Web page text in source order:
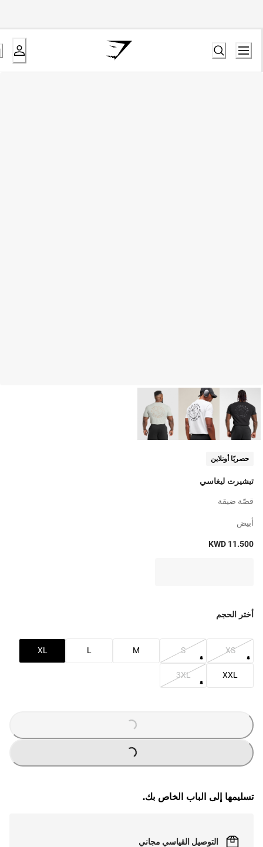
حصريًا أونلاين
تيشيرت ليغاسي
قصّة ضيقة
أبيض
KWD 11.500
أختر الحجم
XS
S
M
L
XL
XXL
3XL
LOADING
...
LOADING
...
تسليمها إلى الباب الخاص بك.
التوصيل القياسي مجاني